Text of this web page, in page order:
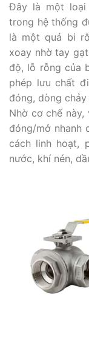
Đây là một loại
trong hệ thống
là một quả bi
xoay nhờ tay
độ, lỗ rỗng của
phép lưu chất
đóng, dòng
Nhờ cơ chế
đóng/mở nhanh
cách linh hoạt,
nước, khí nén,